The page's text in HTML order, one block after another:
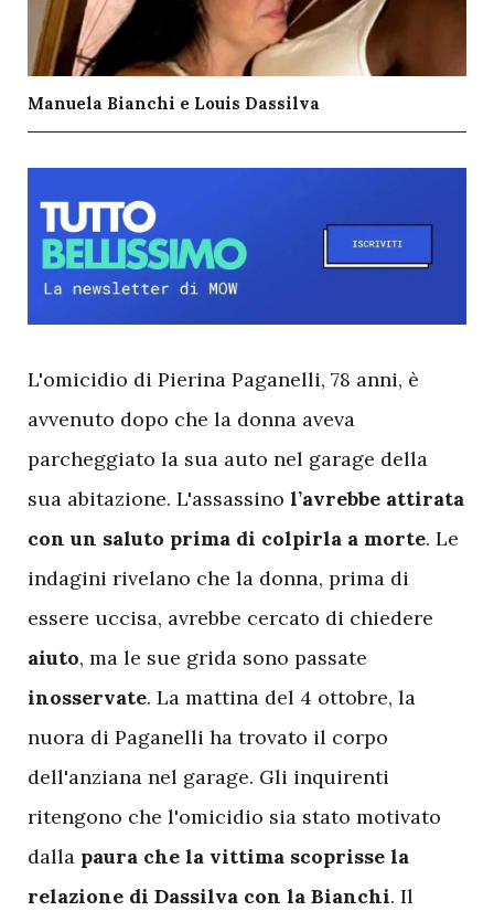
Manuela Bianchi e Louis Dassilva
L'omicidio di Pierina Paganelli, 78 anni, è
avvenuto dopo che la donna aveva
parcheggiato la sua auto nel garage della
sua abitazione. L'assassino l’avrebbe attirata
con un saluto prima di colpirla a morte. Le
indagini rivelano che la donna, prima di
essere uccisa, avrebbe cercato di chiedere
aiuto, ma le sue grida sono passate
inosservate. La mattina del 4 ottobre, la
nuora di Paganelli ha trovato il corpo
dell'anziana nel garage. Gli inquirenti
ritengono che l'omicidio sia stato motivato
dalla paura che la vittima scoprisse la
relazione di Dassilva con la Bianchi. Il